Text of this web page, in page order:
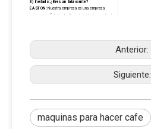
3) Invitado: ¿Eres un fabricante?
EASTON:Nuestra empresa es una empresa
comercial y fabricante. Con el rápido desarrollo de
investigación de nuevas líneas de productos en la
productores.
EASTON:Por supuesto, hay muchos productos.
almacén, pero si la cantidad es grande, el otro
proveedor que necesita soportar el costo local de
FOB correspondiente.
Anterior:
Siguiente:
maquinas para hacer cafe